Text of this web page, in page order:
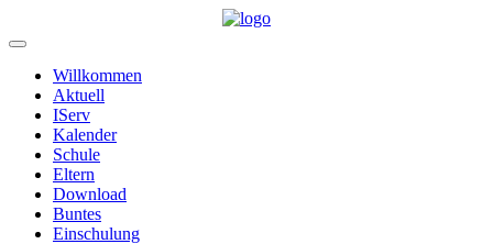
Willkommen
Aktuell
IServ
Kalender
Schule
Eltern
Download
Buntes
Einschulung